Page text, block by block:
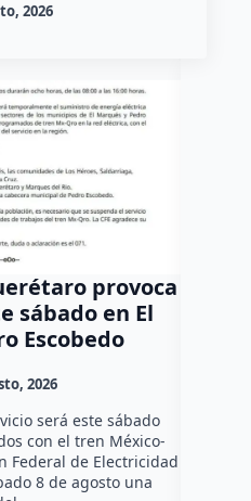
2026
provoca
sábado en El
Escobedo
2026
será este sábado
con el tren México-
Federal de Electricidad
8 de agosto una